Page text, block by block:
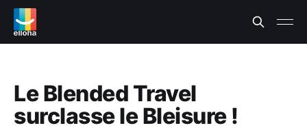
Le Blended Travel
surclasse le Bleisure !